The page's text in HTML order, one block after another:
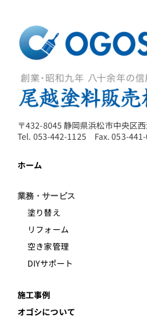
〒432-8045 静岡県浜松市中央区
Tel. 053-442-1125 Fax. 053-441-
ホーム
業務・サービス
塗り替え
リフォーム
空き家管理
DIYサポート
施工事例
オゴシについて